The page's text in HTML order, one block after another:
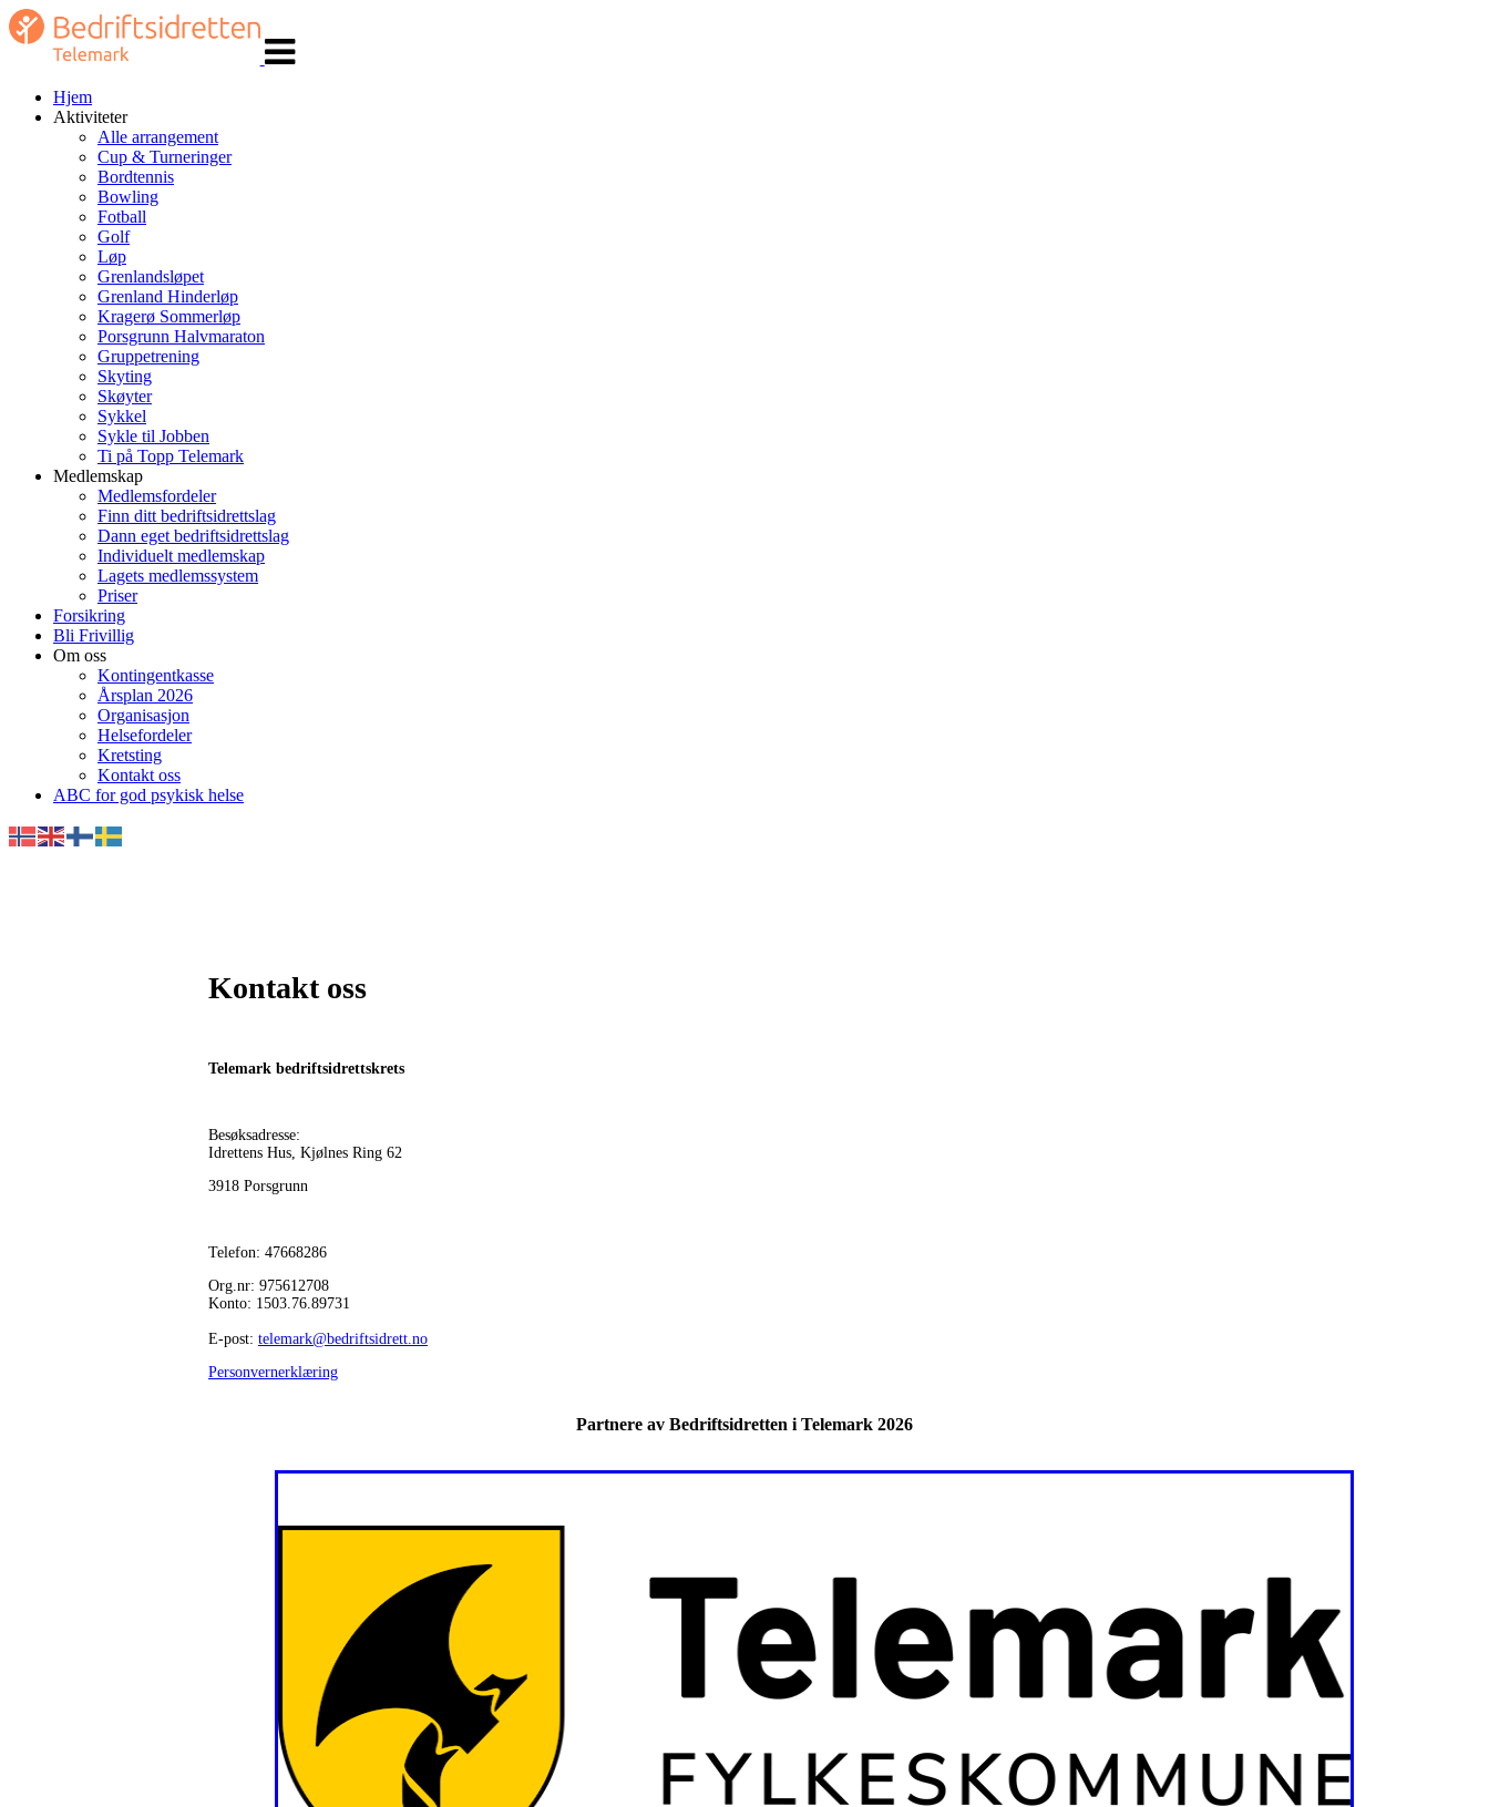
navigasjon
Hjem
Aktiviteter
Alle arrangement
Cup & Turneringer
Bordtennis
Bowling
Fotball
Golf
Løp
Grenlandsløpet
Grenland Hinderløp
Kragerø Sommerløp
Porsgrunn Halvmaraton
Gruppetrening
Skyting
Skøyter
Sykkel
Sykle til Jobben
Ti på Topp Telemark
Medlemskap
Medlemsfordeler
Finn ditt bedriftsidrettslag
Dann eget bedriftsidrettslag
Individuelt medlemskap
Lagets medlemssystem
Priser
Forsikring
Bli Frivillig
Om oss
Kontingentkasse
Årsplan 2026
Organisasjon
Helsefordeler
Kretsting
Kontakt oss
ABC for god psykisk helse
Kontakt oss
Telemark bedriftsidrettskrets
Besøksadresse:
Idrettens Hus, Kjølnes Ring 62
3918 Porsgrunn
Telefon: 47668286
Org.nr: 975612708
Konto: 1503.76.89731
E-post: telemark@bedriftsidrett.no
Personvernerklæring
Partnere av Bedriftsidretten i Telemark 2026